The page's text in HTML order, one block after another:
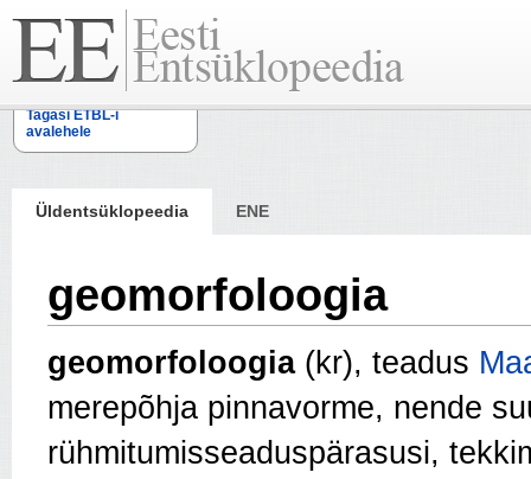
Tagasi ETBL-i
avalehele
Üldentsüklopeedia ENE
geomorfoloogia
geomorfoloogia(kr), teadus
merepõhja pinnavorme, nende
rühmitumisseaduspärasusi,